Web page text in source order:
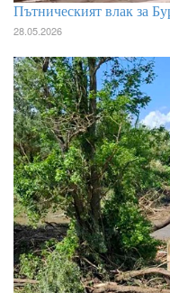
Пътническият влак за
28.05.2026